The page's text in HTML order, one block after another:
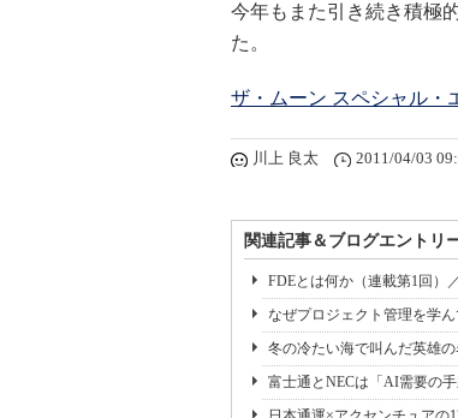
今年もまた引き続き積極
た。
ザ・ムーン スペシャル・
川上 良太 2011/04/03
関連記事＆ブログエントリ
FDEとは何か（連載第1回）
なぜプロジェクト管理を学
冬の冷たい海で叫んだ英雄
富士通とNECは「AI需要の